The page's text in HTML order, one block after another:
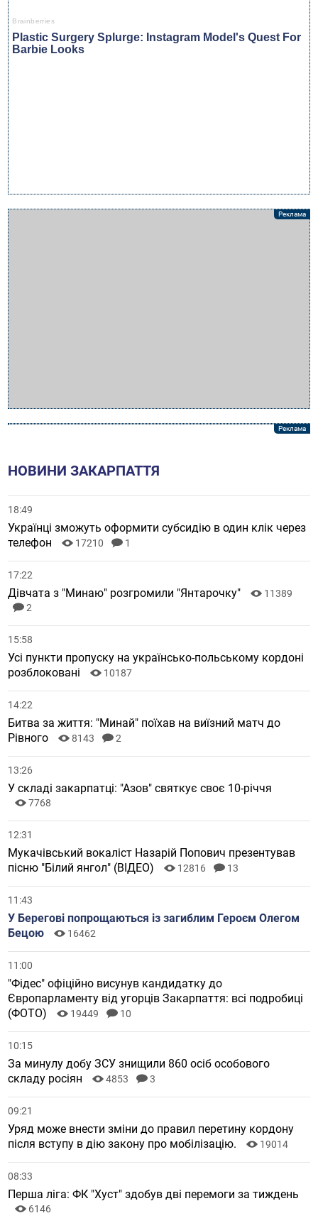
НОВИНИ ЗАКАРПАТТЯ
18:49
Українці зможуть оформити субсидію в один клік через
телефон
17210 1
17:22
Дівчата з "Минаю" розгромили "Янтарочку"
11389
2
15:58
Усі пункти пропуску на українсько-польському кордоні
розблоковані
10187
14:22
Битва за життя: "Минай" поїхав на виїзний матч до
Рівного
8143 2
13:26
У складі закарпатці: "Азов" святкує своє 10-річчя
7768
12:31
Мукачівський вокаліст Назарій Попович презентував
пісню "Білий янгол" (ВІДЕО)
12816 13
11:43
У Берегові попрощаються із загиблим Героєм Олегом
Бецою
16462
11:00
"Фідес" офіційно висунув кандидатку до
Європарламенту від угорців Закарпаття: всі подробиці
(ФОТО)
19449 10
10:15
За минулу добу ЗСУ знищили 860 осіб особового
складу росіян
4853 3
09:21
Уряд може внести зміни до правил перетину кордону
після вступу в дію закону про мобілізацію.
19014
08:33
Перша ліга: ФК "Хуст" здобув дві перемоги за тиждень
6146